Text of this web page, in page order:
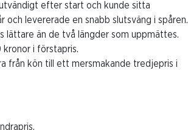
efter start och kunde sitta
levererade en snabb slutsväng i spåren.
lättare än de två längder som uppmättes.
kronor i förstapris.
från kön till ett mersmakande tredjepris i